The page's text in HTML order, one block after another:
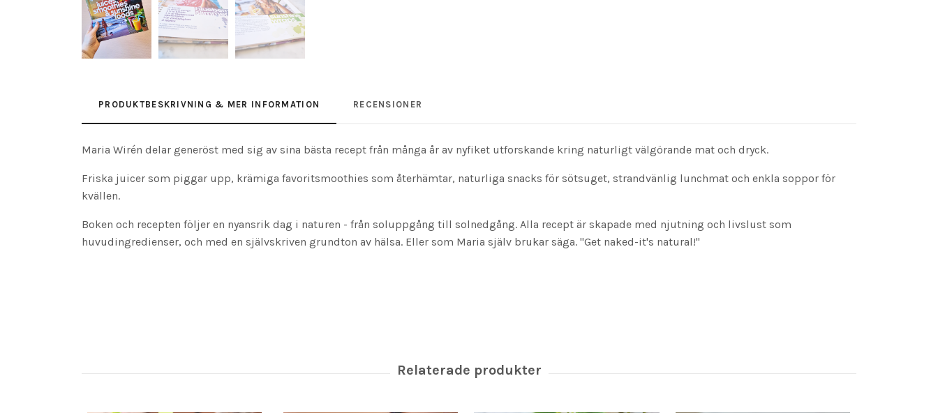
PRODUKTBESKRIVNING & MER INFORMATION RECENSIONER
Maria Wirén delar generöst med sig av sina bästa recept från många år av nyfiket utforskande kring naturligt välgörande mat och dryck.
Friska juicer som piggar upp, krämiga favoritsmoothies som återhämtar, naturliga snacks för sötsuget, strandvänlig lunchmat och enkla soppor för
kvällen.
Boken och recepten följer en nyansrik dag i naturen - från soluppgång till solnedgång. Alla recept är skapade med njutning och livslust som
huvudingredienser, och med en självskriven grundton av hälsa. Eller som Maria själv brukar säga. "Get naked-it's natural!"